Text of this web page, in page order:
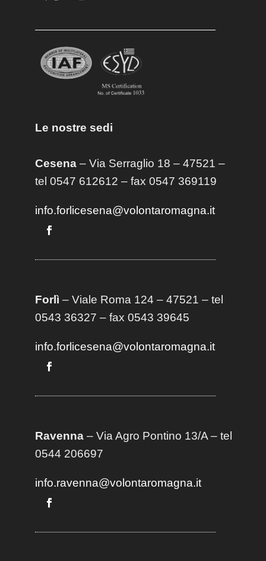
Le nostre sedi
Cesena– Via Serraglio 18 – 47521 –
tel 0547 612612 – fax 0547 369119
info.forlicesena@volontaromagna.it
Forlì – Viale Roma 124 – 47521 – tel
0543 36327 – fax 0543 39645
info.forlicesena@volontaromagna.it
Ravenna– Via Agro Pontino 13/A– tel
0544 206697
info.ravenna@volontaromagna.it